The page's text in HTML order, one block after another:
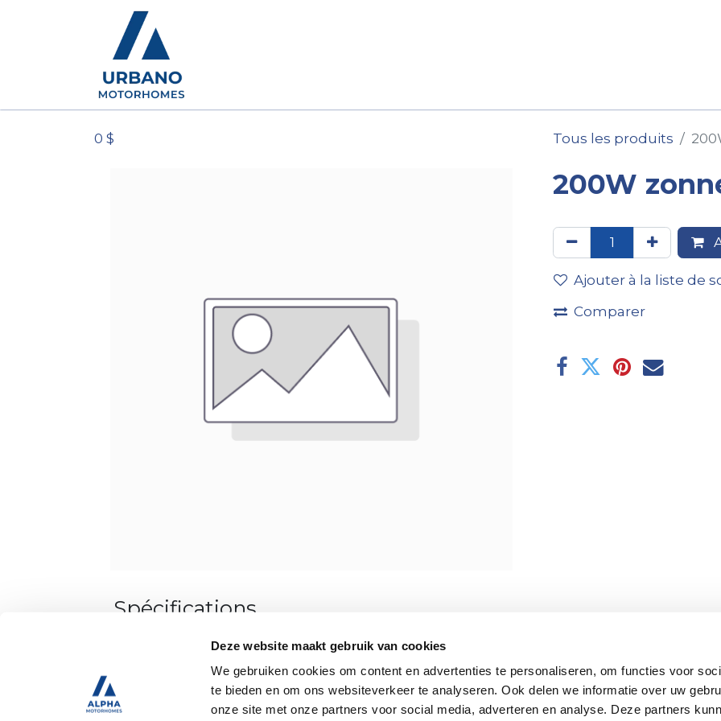
Deze website maakt gebruik van cookies
We gebruiken cookies om content en advertenties te personaliseren, om functies voor
te bieden en om ons websiteverkeer te analyseren. Ook delen we informatie over uw
onze site met onze partners voor social media, adverteren en analyse. Deze partners
0 $ Tous les produits
200W
Ajouter à la liste de
Comparer
Spécifications
Attelage de remorque